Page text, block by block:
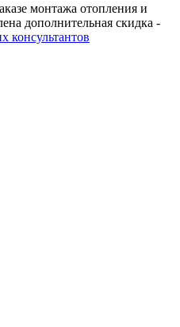
монтажа отопления и
дополнительная скидка -
консультантов